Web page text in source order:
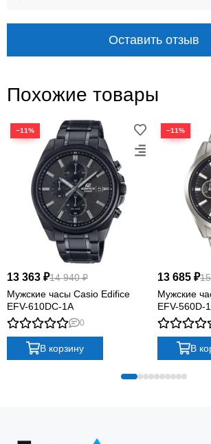
Оставить отзыв
Похожие товары
−11%
13 363 ₽14 940 ₽
Мужские часы Casio Edifice
EFV-610DC-1A
0
В корзину
−11%
13 685 ₽
Мужские
EFV-560D-
В